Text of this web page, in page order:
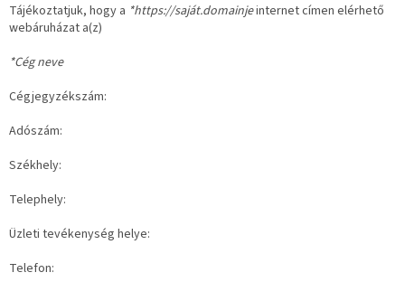
Tájékoztatjuk, hogy a *https://saját.domainjeinternet címen elérhető
webáruházat a(z)
*Cég neve
Cégjegyzékszám:
Adószám:
Székhely:
Telephely:
Üzleti tevékenység helye:
Telefon: